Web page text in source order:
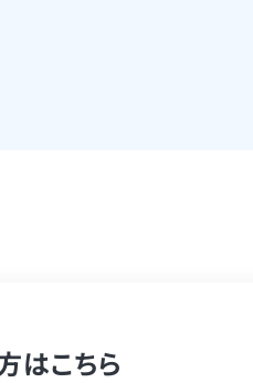
はこちら